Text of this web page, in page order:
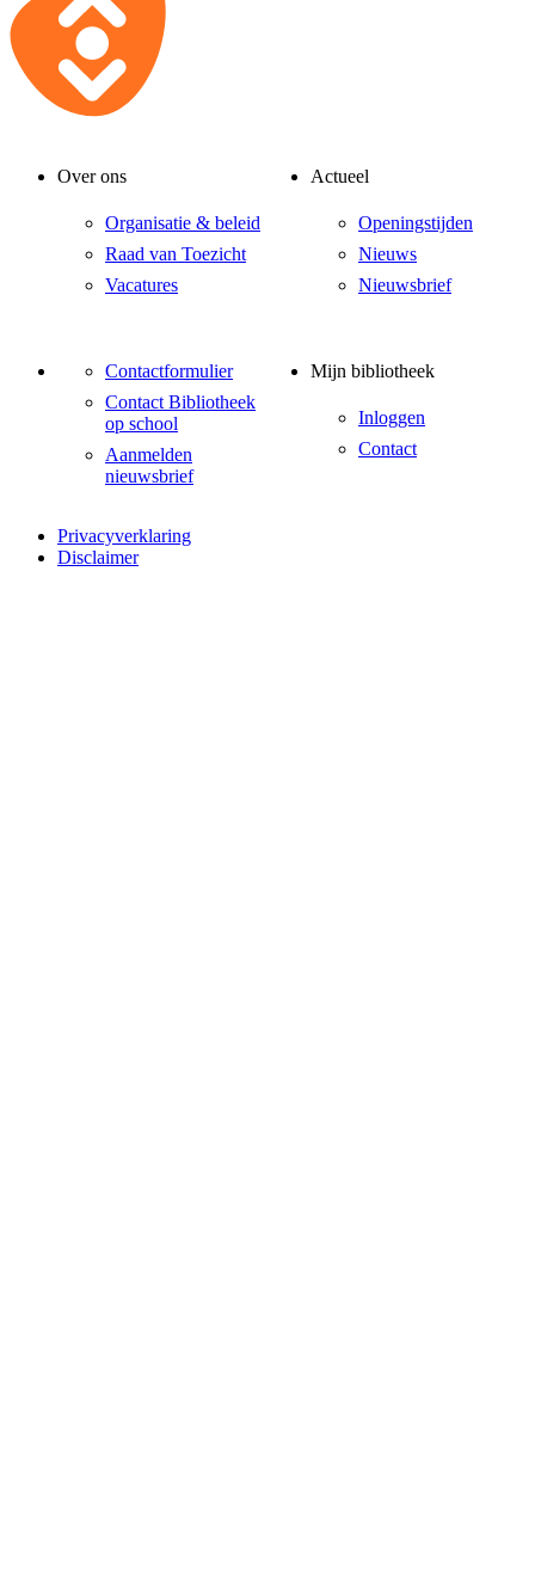
Over ons
Organisatie & beleid
Raad van Toezicht
Vacatures
Actueel
Openingstijden
Nieuws
Nieuwsbrief
Contactformulier
Contact Bibliotheek
op school
Aanmelden
nieuwsbrief
Mijn bibliotheek
Inloggen
Contact
Privacyverklaring
Disclaimer